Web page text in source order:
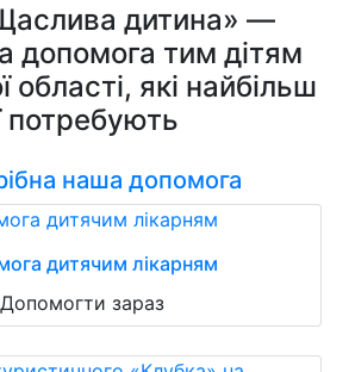
дитина» —
допомога тим дітям
області, які найбільш
потребують
наша допомога
дитячим лікарням
Допомогти зараз